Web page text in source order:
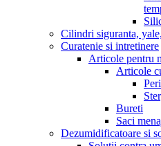
Cilindri siguranta,
Curatenie si intretinere
Articole pentru
Articole
Bureti
Saci
Dezumidificatoare si